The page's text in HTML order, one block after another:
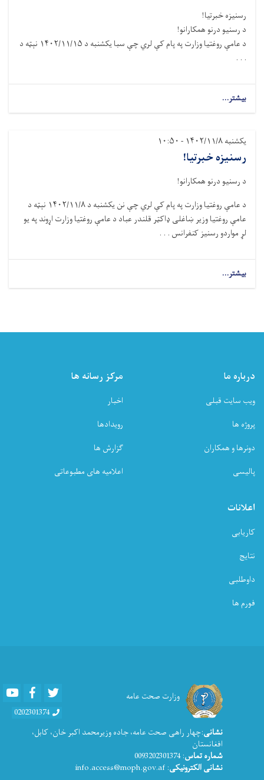
رسنیزه خبرتیا!
د رسنیو درنو همکارانو!
د عامې روغتیا وزارت په پام کې لري چې سبا یکشنبه د ۱۴۰۲/۱۱/۱۵ نېټه د
. . .
بیشتر...
یکشنبه ۱۴۰۲/۱۱/۸ - ۱۰:۵۰
رسنیزه خبرتیا!
د رسنیو درنو همکارانو!
د عامې روغتیا وزارت په پام کې لري چې نن يکشنبه د ۱۴۰۲/۱۱/۸ نېټه د
عامې روغتيا وزير ښاغلی ډاکټر قلندر عباد د عامې روغتيا وزارت اړوند په يو
لړ مواردو رسنيز کنفرانس . . .
بیشتر...
درباره ما
ویب سایت قبلی
پروژه ها
دونرها و همکاران
پالیسی
مرکز رسانه ها
اخبار
رویدادها
گزارش ها
اعلامیه های مطبوعاتی
اعلانات
کاریابی
نتایج
داوطلبی
فورم ها
وزارت صحت عامه Youtube Facebook
0202301374
نشانی:چهار راهی صحت عامه، جاده وزیرمحمد اکبر خان، کابل،
افغانستان
شماره تماس: 0093202301374
نشانی الکترونیکی: info.access@moph.gov.af